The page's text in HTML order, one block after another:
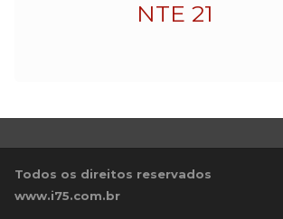
NTE 21
Todos os direitos reservados
www.i75.com.br